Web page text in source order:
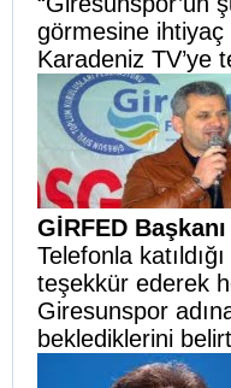
görmesine
Karadeniz TV’ye
GİRFED Başkanı
Telefonla
teşekkür ederek
Giresunspor
beklediklerini